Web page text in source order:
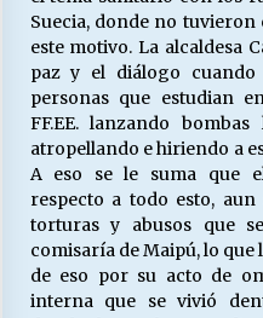
Suecia, donde no
este motivo. La alcaldesa
paz y el diálogo
personas que estudian
FF.EE. lanzando
atropellando e hiriendo a
A eso se le suma que
respecto a todo esto,
torturas y abusos que
comisaría de Maipú, lo
de eso por su acto de
interna que se vivió